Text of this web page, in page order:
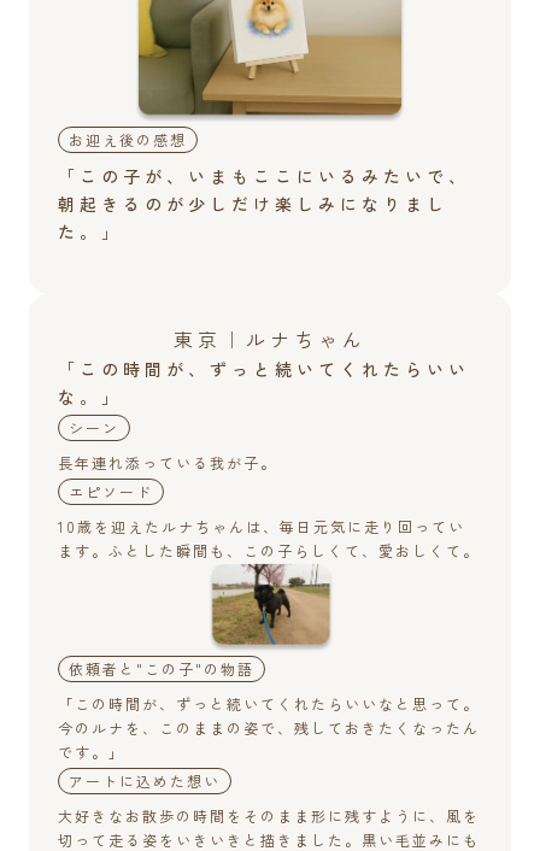
お迎え後の感想
「この子が、いまもここにいるみたいで、
朝起きるのが少しだけ楽しみになりまし
た。」
東京｜ルナちゃん
「この時間が、ずっと続いてくれたらいい
な。」
シーン
長年連れ添っている我が子。
エピソード
10歳を迎えたルナちゃんは、毎日元気に走り回ってい
ます。ふとした瞬間も、この子らしくて、愛おしくて。
依頼者と"この子"の物語
「この時間が、ずっと続いてくれたらいいなと思って。
今のルナを、このままの姿で、残しておきたくなったん
です。」
アートに込めた想い
大好きなお散歩の時間をそのまま形に残すように、風を
切って走る姿をいきいきと描きました。黒い毛並みにも